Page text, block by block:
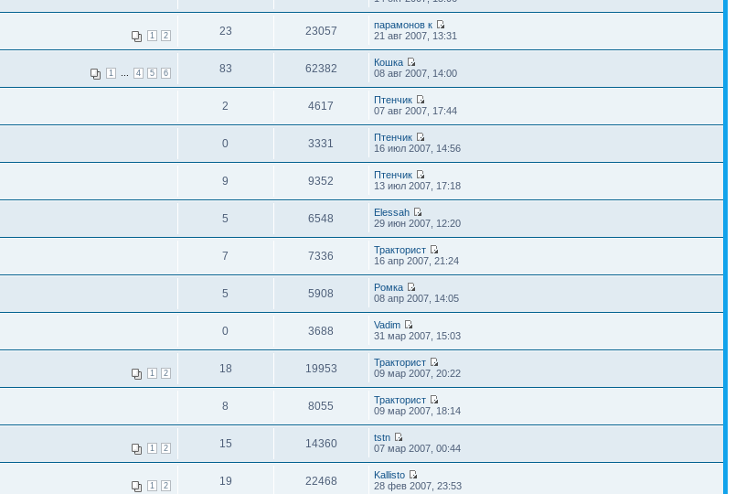
1 2 23 23057
парамонов к
21 авг 2007, 13:31
1 4 5 6 83 62382
Кошка
08 авг 2007, 14:00
2 4617
Птенчик
07 авг 2007, 17:44
0 3331
Птенчик
16 июл 2007, 14:56
9 9352
Птенчик
13 июл 2007, 17:18
5 6548
Elessah
29 июн 2007, 12:20
7 7336
Тракторист
16 апр 2007, 21:24
5 5908
Ромка
08 апр 2007, 14:05
0 3688
Vadim
31 мар 2007, 15:03
1 2 18 19953
Тракторист
09 мар 2007, 20:22
8 8055
Тракторист
09 мар 2007, 18:14
1 2 15 14360
tstn
07 мар 2007, 00:44
1 2 19 22468
Kallisto
28 фев 2007, 23:53